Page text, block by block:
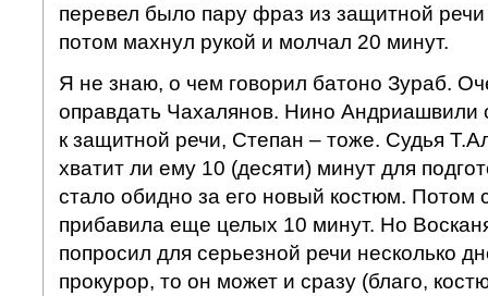
перевел было пару фраз из защитной
потом махнул рукой и молчал 20 минут.
Я не знаю, о чем говорил батоно Зураб.
оправдать Чахалянов. Нино Андриашвили
к защитной речи, Степан – тоже. Судья
хватит ли ему 10 (десяти) минут для
стало обидно за его новый костюм. Потом
прибавила еще целых 10 минут. Но
попросил для серьезной речи несколько
прокурор, то он может и сразу (благо,